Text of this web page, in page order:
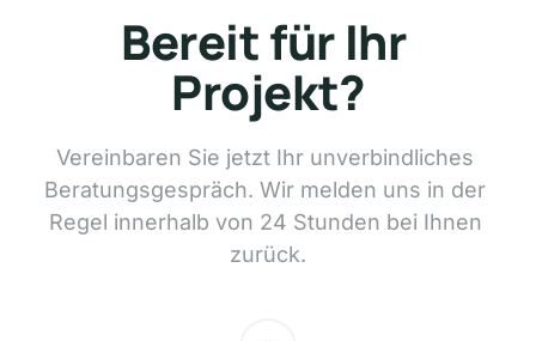
Bereit für Ihr
Projekt?
Vereinbaren Sie jetzt Ihr
Beratungsgespräch. Wir melden uns in
Regel innerhalb von 24 Stunden bei
zurück.